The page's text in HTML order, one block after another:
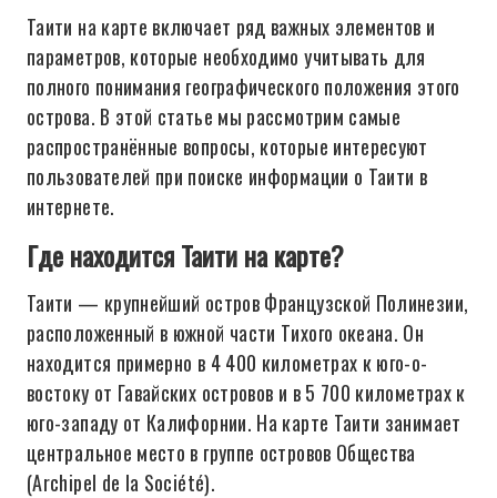
Таити на карте включает ряд важных элементов и
параметров, которые необходимо учитывать для
полного понимания географического положения этого
острова. В этой статье мы рассмотрим самые
распространённые вопросы, которые интересуют
пользователей при поиске информации о Таити в
интернете.
Где находится Таити на карте?
Таити — крупнейший остров Французской Полинезии,
расположенный в южной части Тихого океана. Он
находится примерно в 4 400 километрах к юго-о-
востоку от Гавайских островов и в 5 700 километрах к
юго-западу от Калифорнии. На карте Таити занимает
центральное место в группе островов Общества
(Archipel de la Société).